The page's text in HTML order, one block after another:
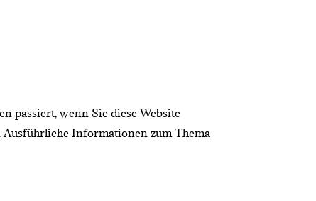
passiert, wenn Sie diese Website
Ausführliche Informationen zum Thema